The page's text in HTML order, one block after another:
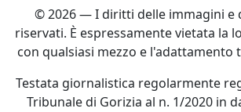
© 2026 — I diritti delle immagini e
riservati. È espressamente vietata la
con qualsiasi mezzo e l'adattamento
Testata giornalistica regolarmente
Tribunale di Gorizia al n. 1/2020 in